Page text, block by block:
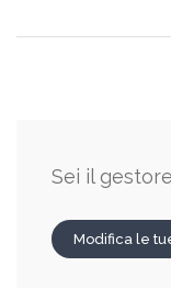
Sei il
Modifica le